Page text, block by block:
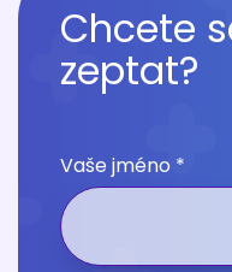
Chcete
zeptat?
Vaše jméno *